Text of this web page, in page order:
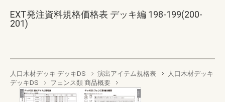
EXT発注資料規格価格表 デッキ編 198-199(200-
201)
人口木材デッキ デッキDS 演出アイテム規格表
人口木材デッキ
デッキDS
フェンス類 商品概要